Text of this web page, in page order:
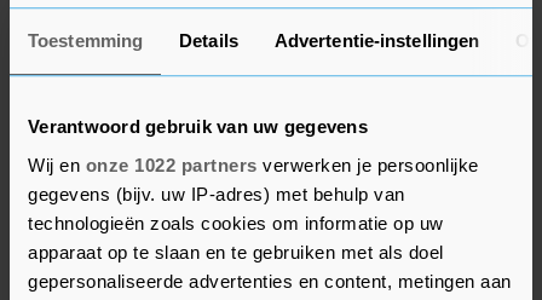
Toestemming Details Advertentie-instellingen
Verantwoord gebruik van uw gegevens
Wij en onze 1022 partners verwerken je persoonlijke
gegevens (bijv. uw IP-adres) met behulp van
technologieën zoals cookies om informatie op uw
apparaat op te slaan en te gebruiken met als doel
gepersonaliseerde advertenties en content, metingen aan
Tilburg (124).
Sinds het begin van de uitbraak zijn bijna 1,4
miljoen Nederlanders positief getest. Van bijna
17.000 mensen is zeker dat ze aan het virus zijn
overleden.